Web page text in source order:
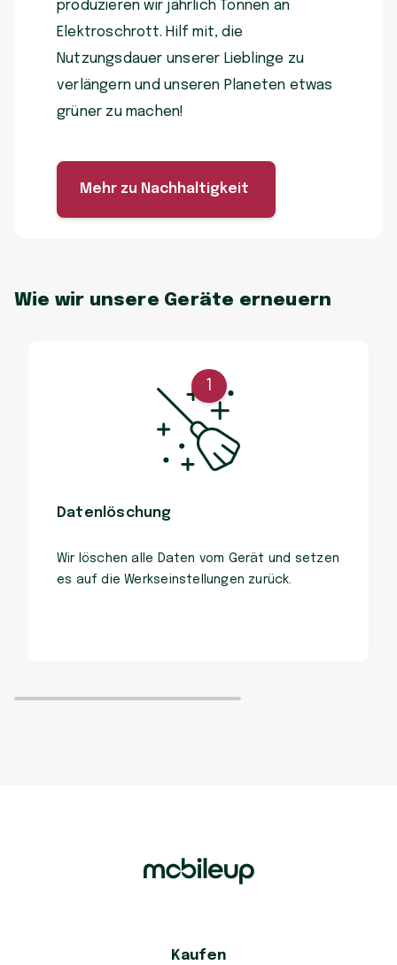
produzieren wir jährlich Tonnen an
Elektroschrott. Hilf mit, die
Nutzungsdauer unserer Lieblinge zu
verlängern und unseren Planeten etwas
grüner zu machen!
Mehr zu Nachhaltigkeit
Wie wir unsere Geräte erneuern
Datenlöschung
Wir löschen alle Daten vom Gerät und setzen
es auf die Werkseinstellungen zurück.
Kaufen